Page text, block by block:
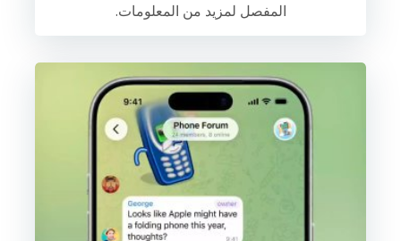
المفصل لمزيد من المعلومات.